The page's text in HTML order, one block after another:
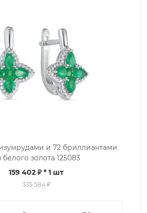
и 72 бриллиантами
белого золота 125083
159 402 ₽ * 1 шт
335 584 ₽